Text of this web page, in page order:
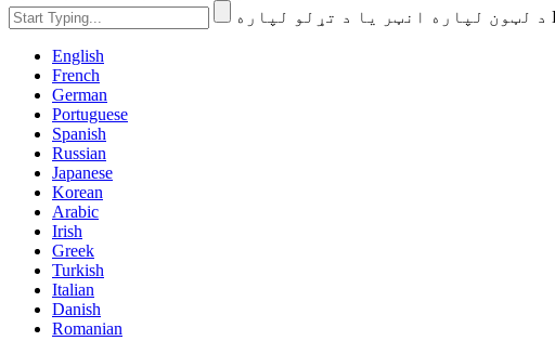
English
French
German
Portuguese
Spanish
Russian
Japanese
Korean
Arabic
Irish
Greek
Turkish
Italian
Danish
Romanian